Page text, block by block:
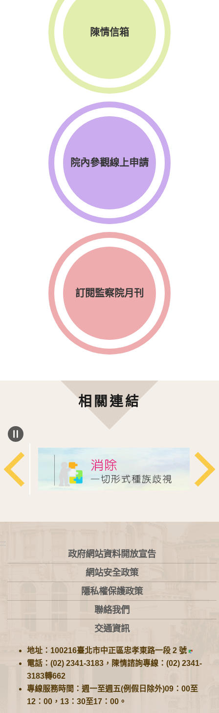
陳情信箱
院內參觀線上申請
訂閱監察院月刊
相關連結
:::
政府網站資料開放宣告
網站安全政策
隱私權保護政策
聯絡我們
交通資訊
地址：100216臺北市中正區忠孝東路一段 2 號
電話：(02) 2341-3183，陳情諮詢專線：(02) 2341-
3183轉662
專線服務時間：週一至週五(例假日除外)09：00至
12：00，13：30至17：00。